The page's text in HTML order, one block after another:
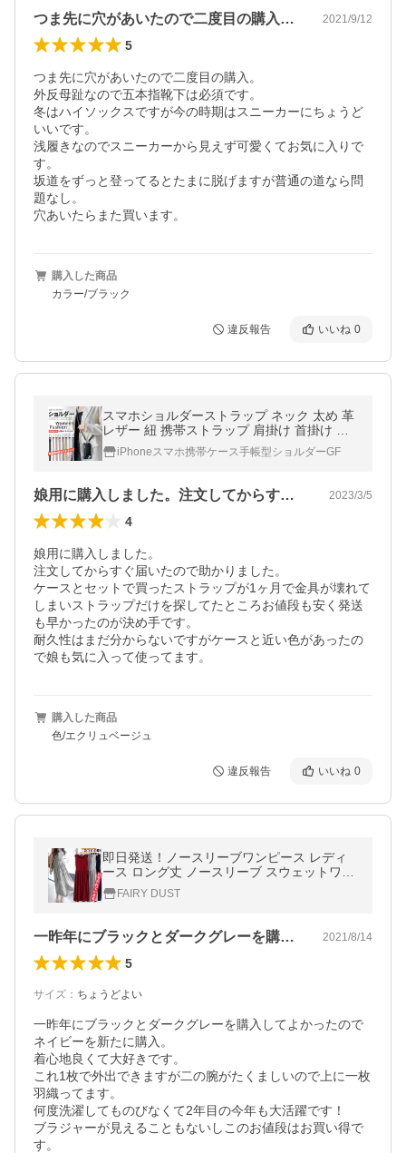
つま先に穴があいたので二度目の購入。外… 2021/9/12
5
つま先に穴があいたので二度目の購入。
外反母趾なので五本指靴下は必須です。
冬はハイソックスですが今の時期はスニーカーにちょうど
いいです。
浅履きなのでスニーカーから見えず可愛くてお気に入りで
す。
坂道をずっと登ってるとたまに脱げますが普通の道なら問
題なし。
穴あいたらまた買います。
購入した商品
カラー/ブラック
違反報告 いいね 0
スマホショルダーストラップ ネック 太め 革
レザー 紐 携帯ストラップ 肩掛け 首掛け ス
マホショルダー iPhoneストラップ 首かけ 2
口 iPhoneスマホ携帯ケース手帳型ショルダーGF
娘用に購入しました。注文してからすぐ届… 2023/3/5
4
娘用に購入しました。
注文してからすぐ届いたので助かりました。
ケースとセットで買ったストラップが1ヶ月で金具が壊れて
しまいストラップだけを探してたところお値段も安く発送
も早かったのが決め手です。
耐久性はまだ分からないですがケースと近い色があったの
で娘も気に入って使ってます。
購入した商品
色/エクリュベージュ
違反報告 いいね 0
即日発送！ノースリーブワンピース レディ
ース ロング丈 ノースリーブ スウェットワン
ピ 春 夏 マキシ丈 ゆったり 無地 体型カバー
伸縮性 送料無料！
FAIRY DUST
一昨年にブラックとダークグレーを購入し… 2021/8/14
5
サイズ ： ちょうどよい
一昨年にブラックとダークグレーを購入してよかったので
ネイビーを新たに購入。
着心地良くて大好きです。
これ1枚で外出できますが二の腕がたくましいので上に一枚
羽織ってます。
何度洗濯してものびなくて2年目の今年も大活躍です！
ブラジャーが見えることもないしこのお値段はお買い得で
す。